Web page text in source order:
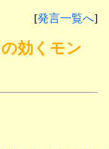
[発言一覧へ]
効くモン